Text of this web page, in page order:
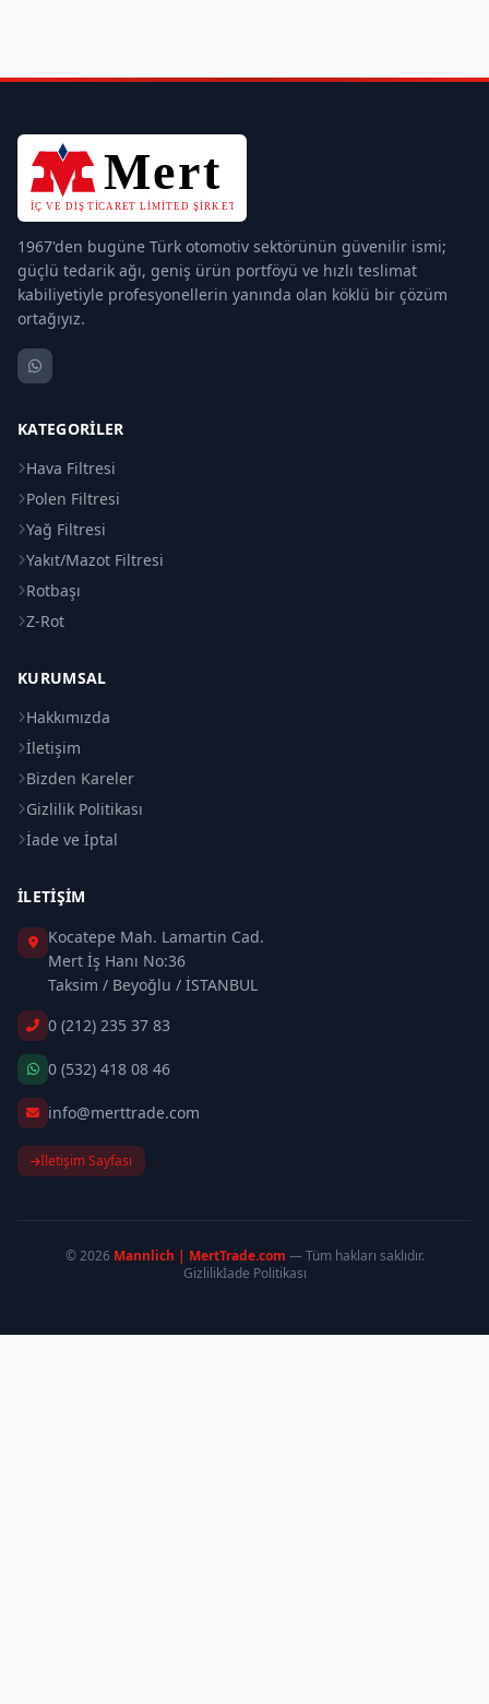
1967'den bugüne Türk otomotiv sektörünün güvenilir ismi;
güçlü tedarik ağı, geniş ürün portföyü ve hızlı teslimat
kabiliyetiyle profesyonellerin yanında olan köklü bir çözüm
ortağıyız.
KATEGORILER
Hava Filtresi
Polen Filtresi
Yağ Filtresi
Yakıt/Mazot Filtresi
Rotbaşı
Z-Rot
KURUMSAL
Hakkımızda
İletişim
Bizden Kareler
Gizlilik Politikası
İade ve İptal
İLETIŞIM
Kocatepe Mah. Lamartin Cad.
Mert İş Hanı No:36
Taksim / Beyoğlu / İSTANBUL
0 (212) 235 37 83
0 (532) 418 08 46
info@merttrade.com
İletişim Sayfası
© 2026 Mannlich | MertTrade.com — Tüm hakları saklıdır.
Gizlilikİade Politikası